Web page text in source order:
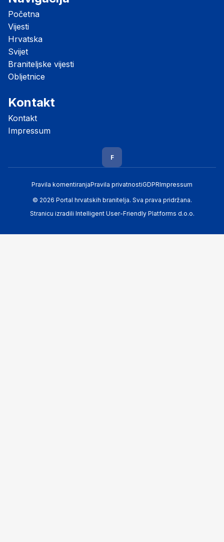
Početna
Vijesti
Hrvatska
Svijet
Braniteljske vijesti
Obljetnice
Kontakt
Kontakt
Impressum
F
Pravila komentiranjaPravila privatnostiGDPRImpressum
© 2026 Portal hrvatskih branitelja. Sva prava pridržana.
Stranicu izradili Intelligent User-Friendly Platforms d.o.o.